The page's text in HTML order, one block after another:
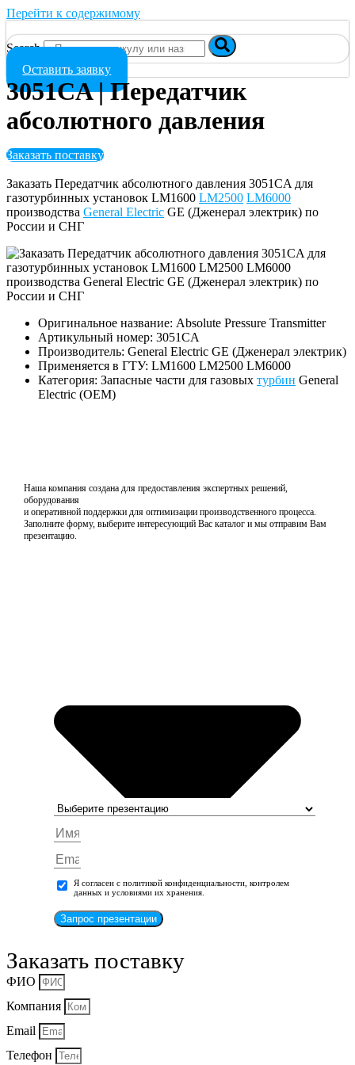
Перейти к содержимому
Search
Оставить заявку
3051CA | Передатчик
абсолютного давления
Заказать поставку
Заказать Передатчик абсолютного давления 3051CA для
газотурбинных установок LM1600 LM2500 LM6000
производства General Electric GE (Дженерал электрик) по
России и СНГ
Оригинальное название: Absolute Pressure Transmitter
Артикульный номер: 3051CA
Производитель: General Electric GE (Дженерал электрик)
Применяется в ГТУ: LM1600 LM2500 LM6000
Категория: Запасные части для газовых турбин General
Electric (OEM)
Наша компания создана для предоставления экспертных решений,
оборудования
и оперативной поддержки для оптимизации производственного процесса.
Заполните форму, выберите интересующий Вас каталог и мы отправим Вам
презентацию.
Я согласен с политикой конфиденциальности, контролем
данных и условиями их хранения.
Запрос презентации
Заказать поставку
ФИО
Компания
Email
Телефон